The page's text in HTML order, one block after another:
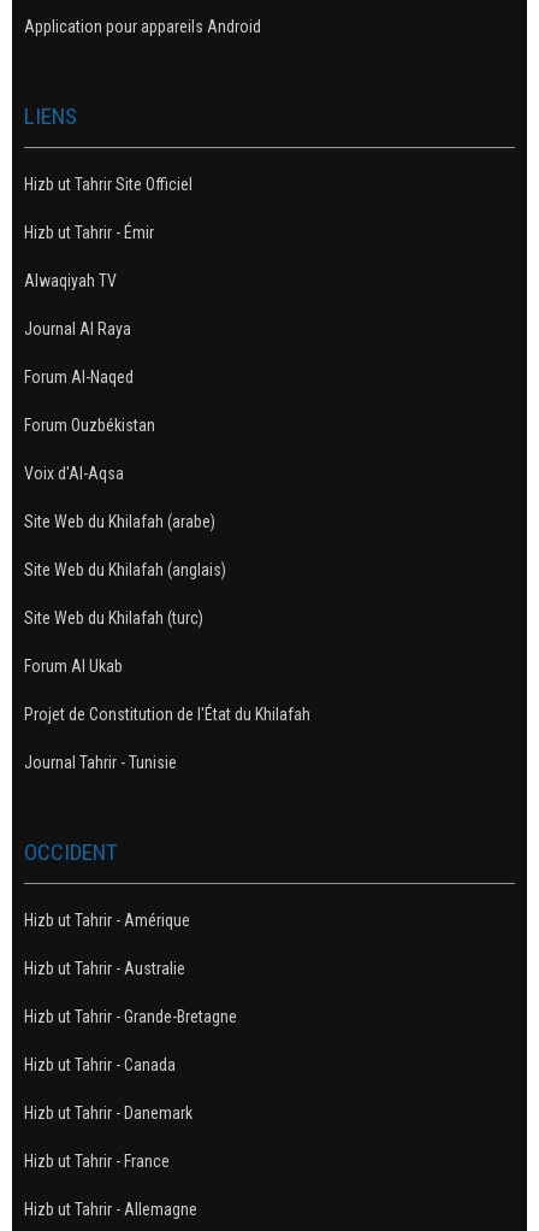
Application pour appareils Android
LIENS
Hizb ut Tahrir Site Officiel
Hizb ut Tahrir - Émir
Alwaqiyah TV
Journal Al Raya
Forum Al-Naqed
Forum Ouzbékistan
Voix d'Al-Aqsa
Site Web du Khilafah (arabe)
Site Web du Khilafah (anglais)
Site Web du Khilafah (turc)
Forum Al Ukab
Projet de Constitution de l'État du Khilafah
Journal Tahrir - Tunisie
OCCIDENT
Hizb ut Tahrir - Amérique
Hizb ut Tahrir - Australie
Hizb ut Tahrir - Grande-Bretagne
Hizb ut Tahrir - Canada
Hizb ut Tahrir - Danemark
Hizb ut Tahrir - France
Hizb ut Tahrir - Allemagne